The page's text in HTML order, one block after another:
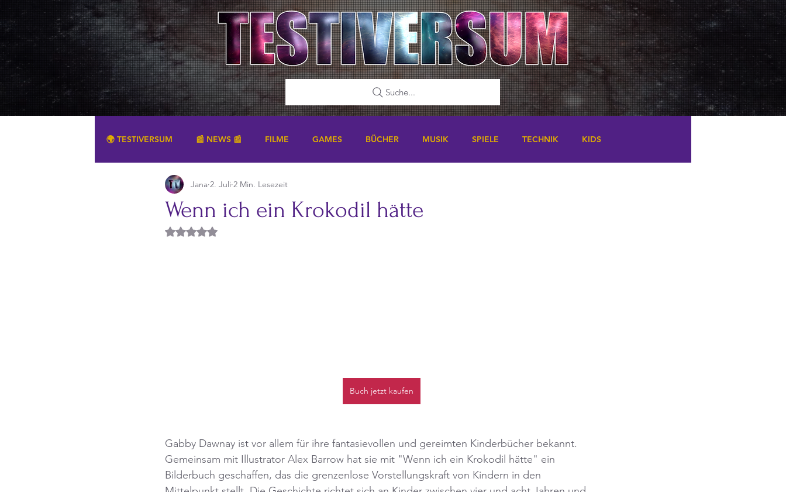
Suche...
🌍 TESTIVERSUM 📰 NEWS 📰 FILME GAMES BÜCHER MUSIK SPIELE TECHNIK KIDS
SONSTIGES
Wenn ich ein Krokodil hätte
Jana 2. Juli 2 Min. Lesezeit
Mit NaN von 5 Sternen bewertet.
Buch jetzt kaufen
Gabby Dawnay ist vor allem für ihre fantasievollen und gereimten Kinderbücher bekannt.
Gemeinsam mit Illustrator Alex Barrow hat sie mit "Wenn ich ein Krokodil hätte" ein
Bilderbuch geschaffen, das die grenzenlose Vorstellungskraft von Kindern in den